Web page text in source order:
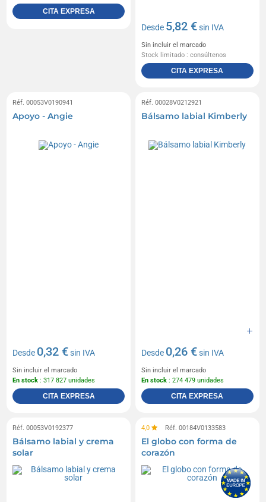
CITA EXPRESA
Desde 5,82 €sin IVA
Sin incluir el marcado
Stock limitado : consúltenos
CITA EXPRESA
Réf. 00053V0190941
Apoyo - Angie
Desde 0,32 €sin IVA
Sin incluir el marcado
En stock : 317 827 unidades
CITA EXPRESA
Réf. 00028V0212921
Bálsamo labial Kimberly
Desde 0,26 €sin IVA
Sin incluir el marcado
En stock : 274 479 unidades
CITA EXPRESA
Réf. 00053V0192377
Bálsamo labial y crema
solar
4,0 Réf. 00184V0133583
El globo con forma de
corazón